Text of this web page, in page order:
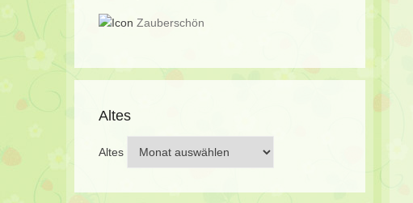
Zauberschön
Altes
Altes